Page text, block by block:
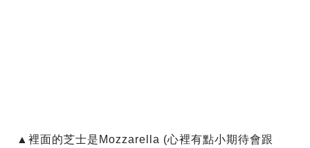
▲裡面的芝士是Mozzarella (心裡有點小期待會跟